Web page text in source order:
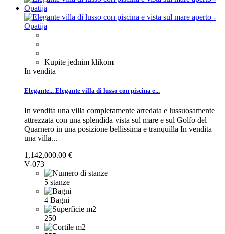
Kupite jednim klikom
In vendita
Elegante... Elegante villa di lusso con piscina e...
In vendita una villa completamente arredata e lussuosamente
attrezzata con una splendida vista sul mare e sul Golfo del
Quarnero in una posizione bellissima e tranquilla In vendita
una villa...
1,142,000.00 €
V-073
5 stanze
4 Bagni
250